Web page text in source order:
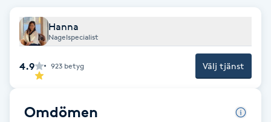
Enzympeeling
Extensions borttagning
Eyeliner-tatuering
Hanna
Nagelspecialist
4.9 923 betyg Välj tjänst
Omdömen